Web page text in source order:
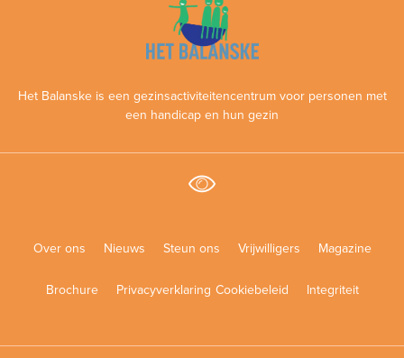
Het Balanske is een gezinsactiviteitencentrum voor personen met
een handicap en hun gezin
Over ons Nieuws Steun ons Vrijwilligers Magazine
Brochure Privacyverklaring Cookiebeleid Integriteit